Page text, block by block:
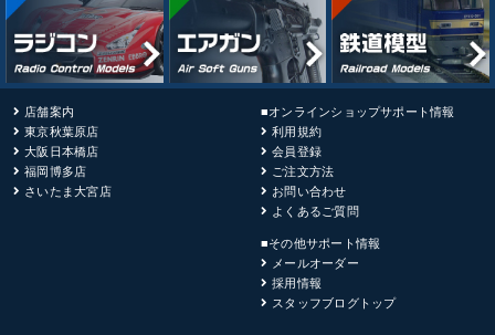
店舗案内
東京秋葉原店
大阪日本橋店
福岡博多店
さいたま大宮店
■オンラインショップサポート情報
利用規約
会員登録
ご注文方法
お問い合わせ
よくあるご質問
■その他サポート情報
メールオーダー
採用情報
スタッフブログトップ